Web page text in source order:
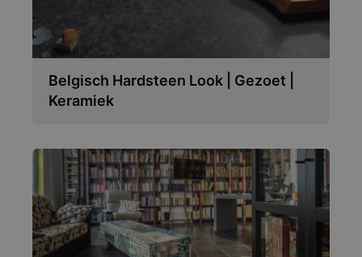
Belgisch Hardsteen Look | Gezoet |
Keramiek